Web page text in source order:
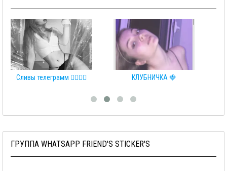
👩‍❤️‍💋‍👨 КЛУБНИЧКА 🍓 ❤️СЛИВЫ
ГРУППА WHATSAPP FRIEND'S STICKER'S